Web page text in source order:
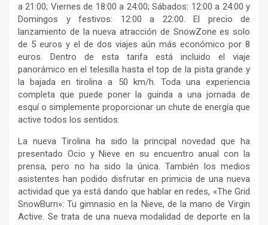
a 21:00; Viernes de 18:00 a 24:00; Sábados: 12:00 a 24:00 y
Domingos y festivos: 12:00 a 22:00. El precio de
lanzamiento de la nueva atracción de SnowZone es solo
de 5 euros y el de dos viajes aún más económico por 8
euros. Dentro de esta tarifa está incluido el viaje
panorámico en el telesilla hasta el top de la pista grande y
la bajada en tirolina a 50 km/h. Toda una experiencia
completa que puede poner la guinda a una jornada de
esquí o simplemente proporcionar un chute de energía que
active todos los sentidos.
La nueva Tirolina ha sido la principal novedad que ha
presentado Ocio y Nieve en su encuentro anual con la
prensa, pero no ha sido la única. También los medios
asistentes han podido disfrutar en primicia de una nueva
actividad que ya está dando que hablar en redes, «The Grid
SnowBurn»: Tu gimnasio en la Nieve, de la mano de Virgin
Active. Se trata de una nueva modalidad de deporte en la